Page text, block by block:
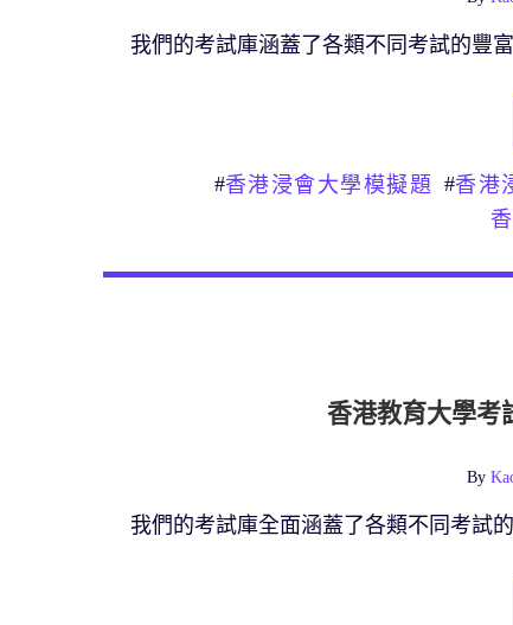
我們的考試庫涵蓋了各類不同考試的豐
#香港浸會大學模擬題 #香港
香港教育大學考
By
我們的考試庫全面涵蓋了各類不同考試